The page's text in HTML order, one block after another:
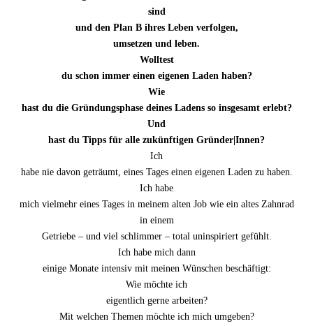
sind
und den Plan B ihres Leben verfolgen,
umsetzen und leben.
Wolltest
du schon immer einen eigenen Laden haben?
Wie
hast du die Gründungsphase deines Ladens so insgesamt erlebt?
Und
hast du Tipps für alle zukünftigen Gründer|Innen?
Ich
habe nie davon geträumt, eines Tages einen eigenen Laden zu haben.
Ich habe
mich vielmehr eines Tages in meinem alten Job wie ein altes Zahnrad
in einem
Getriebe – und viel schlimmer – total uninspiriert gefühlt.
Ich habe mich dann
einige Monate intensiv mit meinen Wünschen beschäftigt:
Wie möchte ich
eigentlich gerne arbeiten?
Mit welchen Themen möchte ich mich umgeben?